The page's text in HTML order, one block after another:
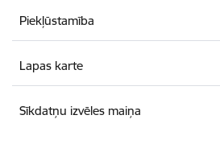
Piekļūstamība
Lapas karte
Sīkdatņu izvēles maiņa